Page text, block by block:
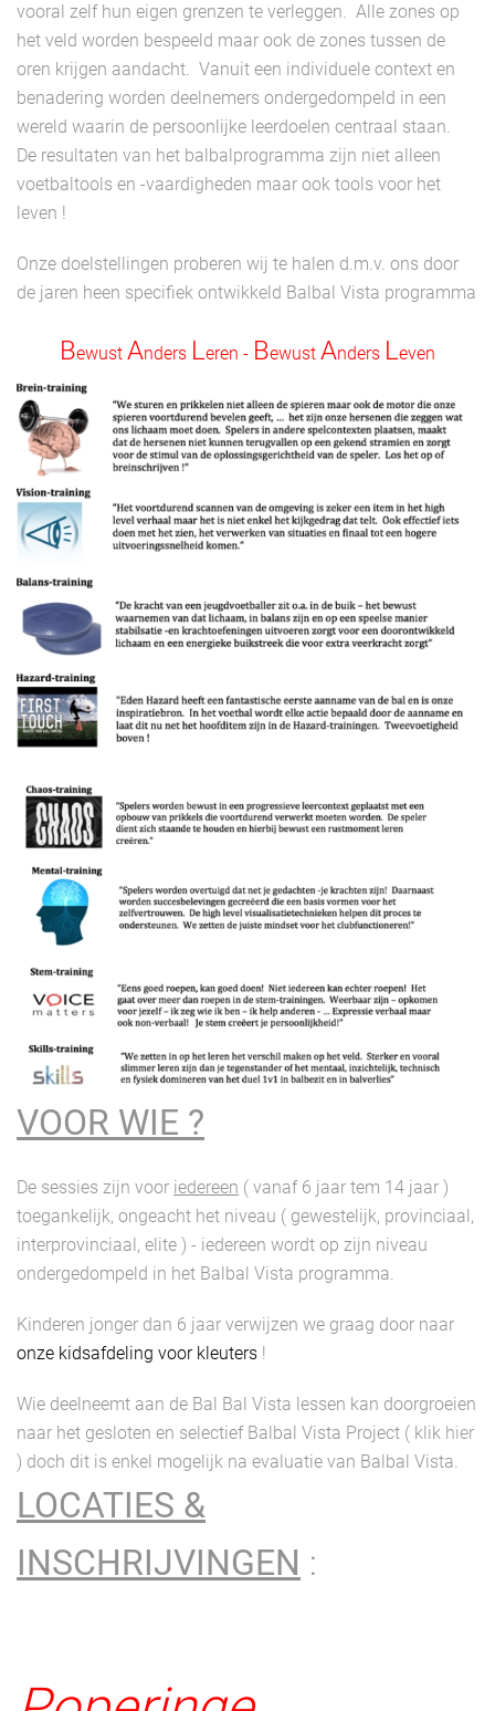
vooral zelf hun eigen grenzen te verleggen. Alle zones op
het veld worden bespeeld maar ook de zones tussen de
oren krijgen aandacht. Vanuit een individuele context en
benadering worden deelnemers ondergedompeld in een
wereld waarin de persoonlijke leerdoelen centraal staan.
De resultaten van het balbalprogramma zijn niet alleen
voetbaltools en -vaardigheden maar ook tools voor het
leven !
Onze doelstellingen proberen wij te halen d.m.v. ons door
de jaren heen specifiek ontwikkeld Balbal Vista programma
Bewust Anders Leren - Bewust Anders Leven
VOOR WIE ?
De sessies zijn voor iedereen ( vanaf 6 jaar tem 14 jaar )
toegankelijk, ongeacht het niveau ( gewestelijk, provinciaal,
interprovinciaal, elite ) - iedereen wordt op zijn niveau
ondergedompeld in het Balbal Vista programma.
Kinderen jonger dan 6 jaar verwijzen we graag door naar
onze kidsafdeling voor kleuters !
Wie deelneemt aan de Bal Bal Vista lessen kan doorgroeien
naar het gesloten en selectief Balbal Vista Project ( klik hier
) doch dit is enkel mogelijk na evaluatie van Balbal Vista.
LOCATIES &
INSCHRIJVINGEN :